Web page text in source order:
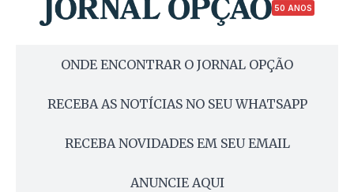
50 ANOS
ONDE ENCONTRAR O JORNAL OPÇÃO
RECEBA AS NOTÍCIAS NO SEU WHATSAPP
RECEBA NOVIDADES EM SEU EMAIL
ANUNCIE AQUI